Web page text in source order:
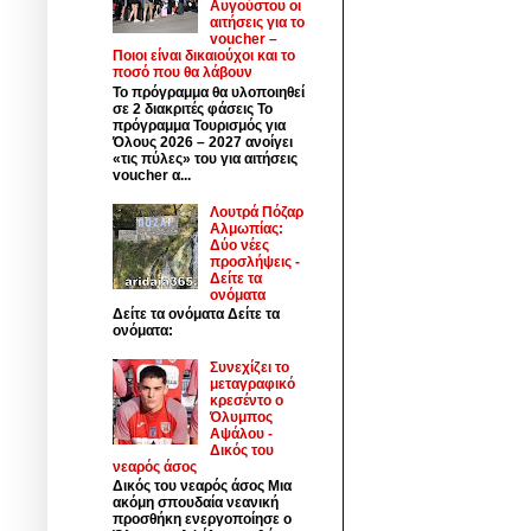
Αυγούστου οι
αιτήσεις για το
voucher –
Ποιοι είναι δικαιούχοι και το
ποσό που θα λάβουν
Το πρόγραμμα θα υλοποιηθεί
σε 2 διακριτές φάσεις Το
πρόγραμμα Τουρισμός για
Όλους 2026 – 2027 ανοίγει
«τις πύλες» του για αιτήσεις
voucher α...
Λουτρά Πόζαρ
Αλμωπίας:
Δύο νέες
προσλήψεις -
Δείτε τα
ονόματα
Δείτε τα ονόματα Δείτε τα
ονόματα:
Συνεχίζει το
μεταγραφικό
κρεσέντο ο
Όλυμπος
Αψάλου -
Δικός του
νεαρός άσος
Δικός του νεαρός άσος Μια
ακόμη σπουδαία νεανική
προσθήκη ενεργοποίησε ο